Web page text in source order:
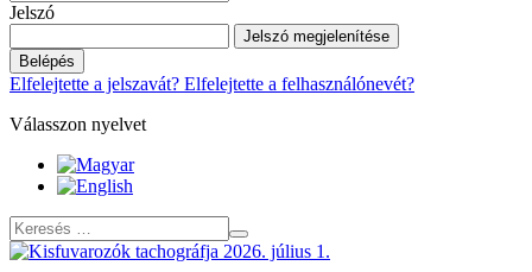
Jelszó
Jelszó megjelenítése
Belépés
Elfelejtette a jelszavát? Elfelejtette a felhasználónevét?
Válasszon nyelvet